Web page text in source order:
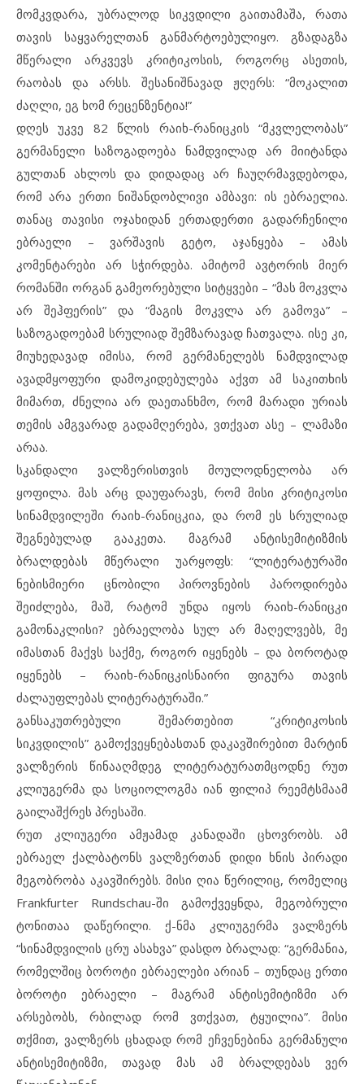
მომკვდარა, უბრალოდ სიკვდილი გაითამაშა, რათა
თავის საყვარელთან განმარტოებულიყო. გზადაგზა
მწერალი არკვევს კრიტიკოსის, როგორც ასეთის,
რაობას და არსს. შესანიშნავად ჟღერს: “მოკალით
ძაღლი, ეგ ხომ რეცენზენტია!”
დღეს უკვე 82 წლის რაიხ-რანიცკის “მკვლელობას”
გერმანელი საზოგადოება ნამდვილად არ მიიტანდა
გულთან ახლოს და დიდადაც არ ჩაუღრმავდებოდა,
რომ არა ერთი ნიშანდობლივი ამბავი: ის ებრაელია.
თანაც თავისი ოჯახიდან ერთადერთი გადარჩენილი
ებრაელი – ვარშავის გეტო, აჯანყება – ამას
კომენტარები არ სჭირდება. ამიტომ ავტორის მიერ
რომანში ორგან გამეორებული სიტყვები – “მას მოკვლა
არ შეჰფერის” და “მაგის მოკვლა არ გამოვა” –
საზოგადოებამ სრულიად შემზარავად ჩათვალა. ისე კი,
მიუხედავად იმისა, რომ გერმანელებს ნამდვილად
ავადმყოფური დამოკიდებულება აქვთ ამ საკითხის
მიმართ, ძნელია არ დაეთანხმო, რომ მარადი ურიას
თემის ამგვარად გადამღერება, ვთქვათ ასე – ლამაზი
არაა.
სკანდალი ვალზერისთვის მოულოდნელობა არ
ყოფილა. მას არც დაუფარავს, რომ მისი კრიტიკოსი
სინამდვილეში რაიხ-რანიცკია, და რომ ეს სრულიად
შეგნებულად გააკეთა. მაგრამ ანტისემიტიზმის
ბრალდებას მწერალი უარყოფს: “ლიტერატურაში
ნებისმიერი ცნობილი პიროვნების პაროდირება
შეიძლება, მაშ, რატომ უნდა იყოს რაიხ-რანიცკი
გამონაკლისი? ებრაელობა სულ არ მაღელვებს, მე
იმასთან მაქვს საქმე, როგორ იყენებს – და ბოროტად
იყენებს – რაიხ-რანიცკისნაირი ფიგურა თავის
ძალაუფლებას ლიტერატურაში.”
განსაკუთრებული შემართებით “კრიტიკოსის
სიკვდილის” გამოქვეყნებასთან დაკავშირებით მარტინ
ვალზერის წინააღმდეგ ლიტერატურათმცოდნე რუთ
კლიუგერმა და სოციოლოგმა იან ფილიპ რეემტსმაამ
გაილაშქრეს პრესაში.
რუთ კლიუგერი ამჟამად კანადაში ცხოვრობს. ამ
ებრაელ ქალბატონს ვალზერთან დიდი ხნის პირადი
მეგობრობა აკავშირებს. მისი ღია წერილიც, რომელიც
Frankfurter Rundschau-ში გამოქვეყნდა, მეგობრული
ტონითაა დაწერილი. ქ-ნმა კლიუგერმა ვალზერს
“სინამდვილის ცრუ ასახვა” დასდო ბრალად: “გერმანია,
რომელშიც ბოროტი ებრაელები არიან – თუნდაც ერთი
ბოროტი ებრაელი – მაგრამ ანტისემიტიზმი არ
არსებობს, რბილად რომ ვთქვათ, ტყუილია”. მისი
თქმით, ვალზერს ცხადად რომ ეჩვენებინა გერმანული
ანტისემიტიზმი, თავად მას ამ ბრალდებას ვერ